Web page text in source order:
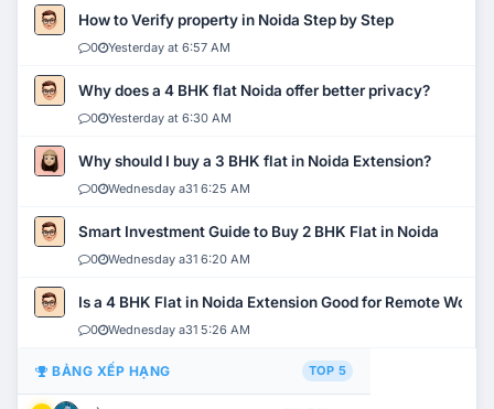
How to Verify property in Noida Step by Step
0 Yesterday at 6:57 AM
Why does a 4 BHK flat Noida offer better privacy?
0 Yesterday at 6:30 AM
Why should I buy a 3 BHK flat in Noida Extension?
0 Wednesday a31 6:25 AM
Smart Investment Guide to Buy 2 BHK Flat in Noida
0 Wednesday a31 6:20 AM
Is a 4 BHK Flat in Noida Extension Good for Remote Work?
0 Wednesday a31 5:26 AM
BẢNG XẾP HẠNG TOP 5